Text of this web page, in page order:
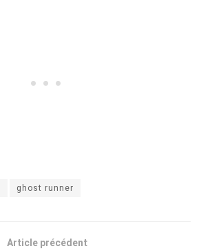
ghost runner
Article précédent